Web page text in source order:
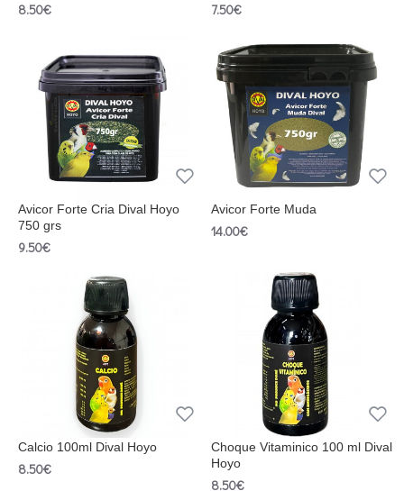
8.50€ 7.50€
Avicor Forte Cria Dival Hoyo
750 grs
9.50€
Avicor Forte Muda
14.00€
Calcio 100ml Dival Hoyo
8.50€
Choque Vitaminico 100 ml Dival
Hoyo
8.50€